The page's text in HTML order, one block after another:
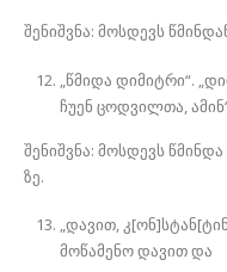
შენიშვნა: მოსდევს
„წმიდა დიმიტრი“.
ჩუენ ცოდვილთა,
შენიშვნა: მოსდევს
ზე.
„დავით,
მოწამენო დავით და